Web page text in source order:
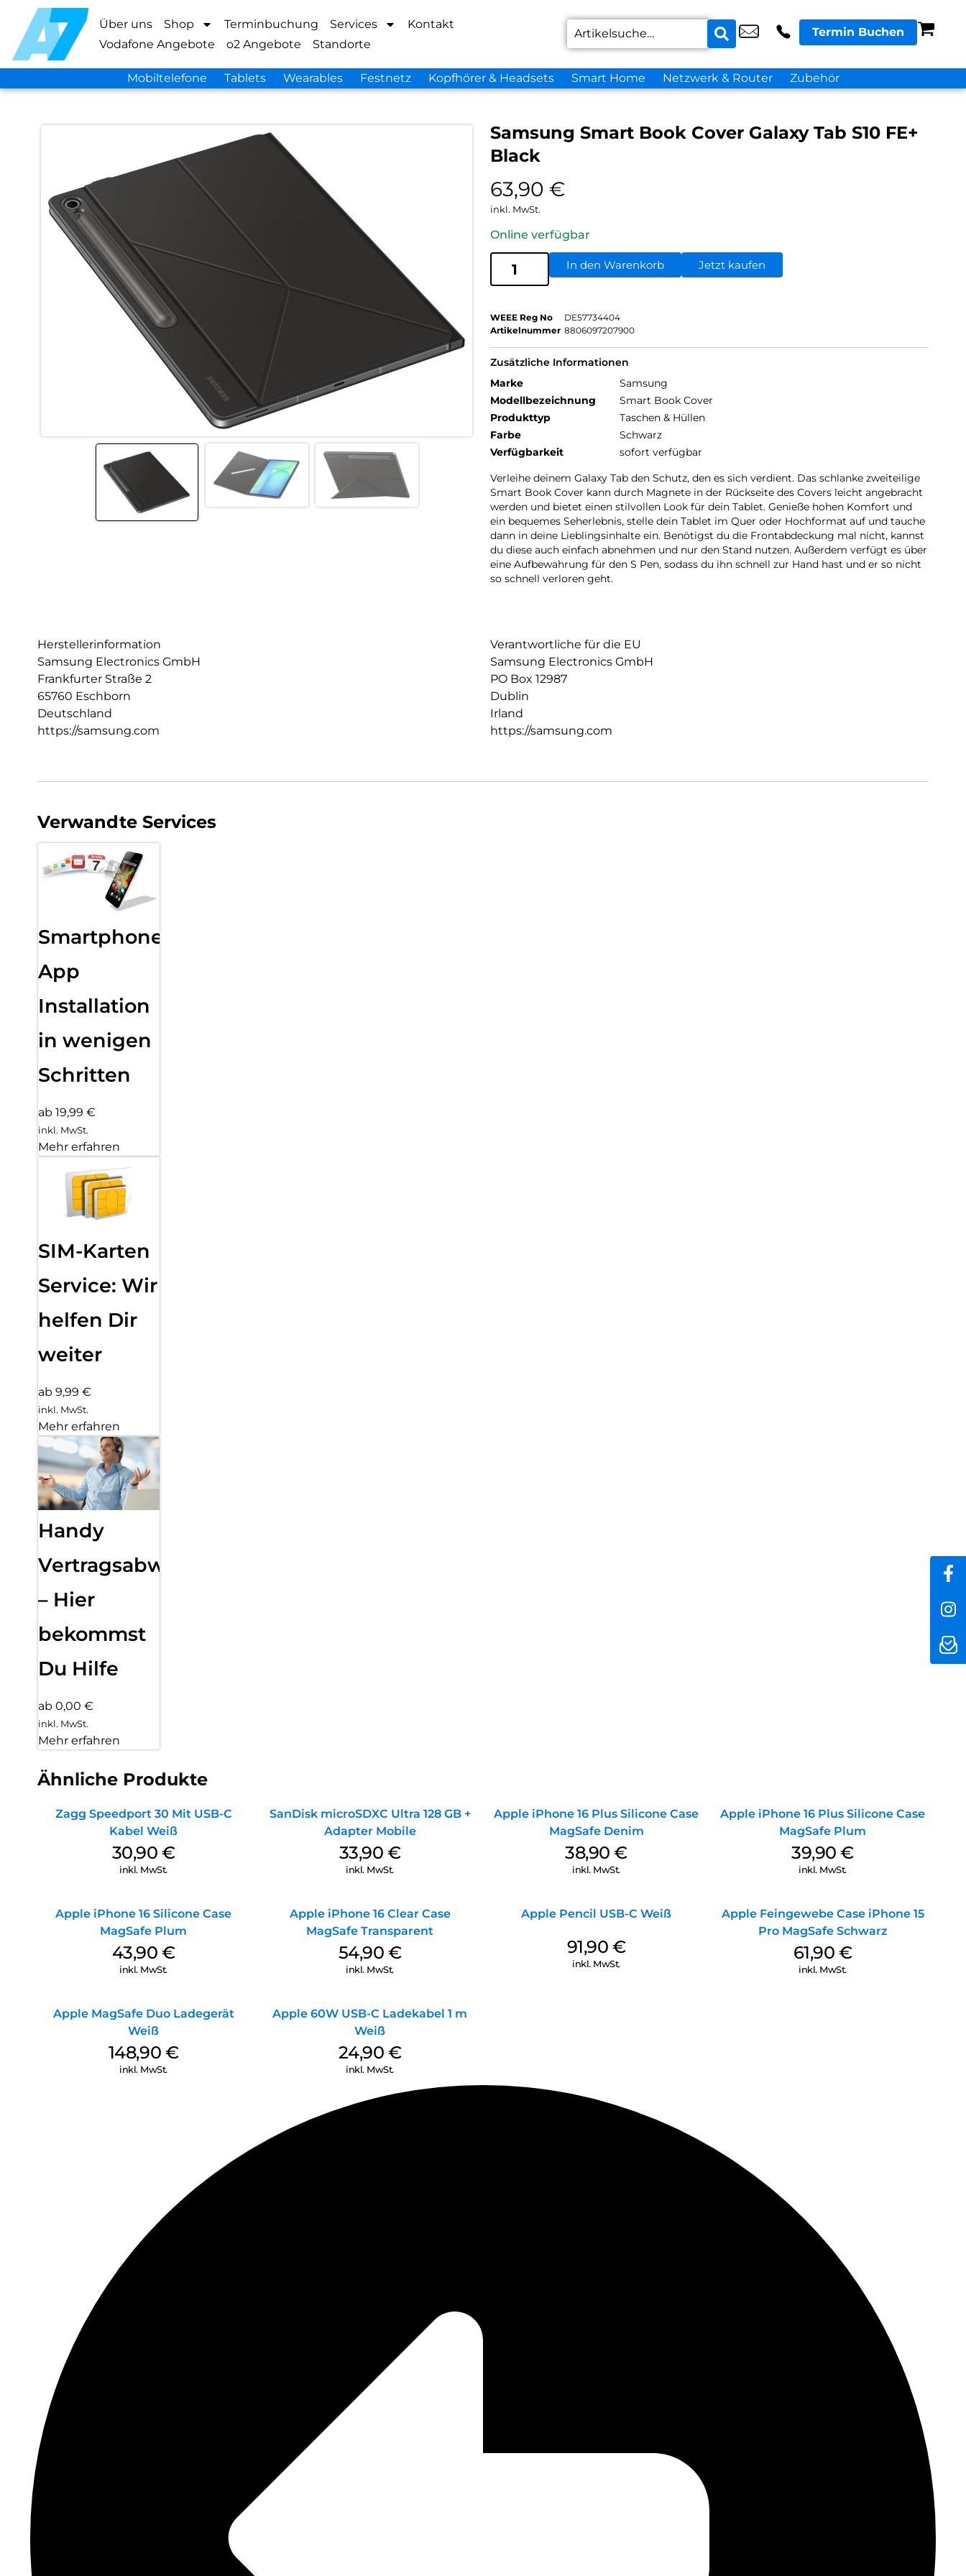
Über uns Shop Terminbuchung Services
Kontakt
Vodafone Angebote
o2 Angebote Standorte
Termin Buchen
Mobiltelefone Tablets Wearables Festnetz Kopfhörer & Headsets Smart Home Netzwerk & Router Zubehör
Samsung Smart Book Cover Galaxy Tab S10 FE+
Black
63,90 €
inkl. MwSt.
Online verfügbar
In den Warenkorb Jetzt kaufen
WEEE Reg No
DE57734404
Artikelnummer 8806097207900
Zusätzliche Informationen
Marke
Samsung
Modellbezeichnung
Smart Book Cover
Produkttyp
Taschen & Hüllen
Farbe
Schwarz
Verfügbarkeit
sofort verfügbar
Verleihe deinem Galaxy Tab den Schutz, den es sich verdient. Das schlanke zweiteilige
Smart Book Cover kann durch Magnete in der Rückseite des Covers leicht angebracht
werden und bietet einen stilvollen Look für dein Tablet. Genieße hohen Komfort und
ein bequemes Seherlebnis, stelle dein Tablet im Quer oder Hochformat auf und tauche
dann in deine Lieblingsinhalte ein. Benötigst du die Frontabdeckung mal nicht, kannst
du diese auch einfach abnehmen und nur den Stand nutzen. Außerdem verfügt es über
eine Aufbewahrung für den S Pen, sodass du ihn schnell zur Hand hast und er so nicht
so schnell verloren geht.
Herstellerinformation
Samsung Electronics GmbH
Frankfurter Straße 2
65760 Eschborn
Deutschland
https://samsung.com
Verantwortliche für die EU
Samsung Electronics GmbH
PO Box 12987
Dublin
Irland
https://samsung.com
Verwandte Services
Smartphone
App
Installation
in wenigen
Schritten
ab 19,99 €
inkl. MwSt.
Mehr erfahren
SIM-Karten
Service: Wir
helfen Dir
weiter
ab 9,99 €
inkl. MwSt.
Mehr erfahren
Handy
Vertragsabwicklung
– Hier
bekommst
Du Hilfe
ab 0,00 €
inkl. MwSt.
Mehr erfahren
Ähnliche Produkte
Zagg Speedport 30 Mit USB-C
Kabel Weiß
30,90 €
inkl. MwSt.
SanDisk microSDXC Ultra 128 GB +
Adapter Mobile
33,90 €
inkl. MwSt.
Apple iPhone 16 Plus Silicone Case
MagSafe Denim
38,90€
inkl. MwSt.
Apple iPhone 16 Plus Silicone Case
MagSafe Plum
39,90€
inkl. MwSt.
Apple iPhone 16 Silicone Case
MagSafe Plum
43,90 €
inkl. MwSt.
Apple iPhone 16 Clear Case
MagSafe Transparent
54,90 €
inkl. MwSt.
Apple Pencil USB-C Weiß
91,90 €
inkl. MwSt.
Apple Feingewebe Case iPhone 15
Pro MagSafe Schwarz
61,90 €
inkl. MwSt.
Apple MagSafe Duo Ladegerät
Weiß
148,90 €
inkl. MwSt.
Apple 60W USB-C Ladekabel 1 m
Weiß
24,90 €
inkl. MwSt.